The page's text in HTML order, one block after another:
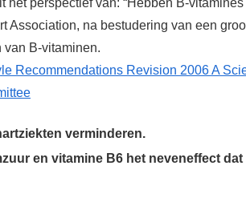
perspectief van: “Hebben B-
Association, na bestudering van een
van B-vitaminen.
Recommendations Revision 2006 A
verminderen.
en vitamine B6 het neveneffect